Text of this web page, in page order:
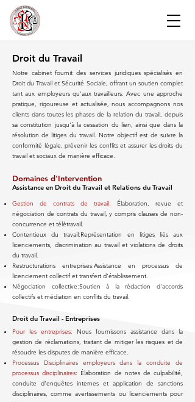
Droit du Travail
Notre cabinet fournit des services juridiques spécialisés en
Droit du Travail et Sécurité Sociale, offrant un soutien complet
tant aux employeurs qu'aux travailleurs. Avec une approche
pratique, rigoureuse et actualisée, nous accompagnons nos
clients dans toutes les phases de la relation du travail, depuis
sa constitution jusqu'à la cessation du lien, ainsi que dans la
résolution de litiges du travail. Notre objectif est de suivre la
conformité légale, prévenir les conflits et assurer les droits du
travail et sociaux de manière efficace.
Domaines d'Intervention
Assistance en Droit du Travail et Relations du Travail
Gestion de contrats de travail: Élaboration, revue et
négociation de contrats du travail, y compris clauses de non-
concurrence et télétravail.
Contentieux du travail:Représentation en litiges liés aux
licenciements, discrimination au travail et violations de droits
du travail.
Restructurations entreprises:Assistance en processus de
licenciement collectif et transfert d'établissement.
Négociation collective:Soutien à la rédaction d'accords
collectifs et médiation en conflits du travail.
Droit du Travail - Entreprises
Pour les entreprises: Nous fournissons assistance dans la
gestion de réclamations, traitant de mitiger les risques et de
résoudre les disputes de manière efficace.
Processus Disciplinaires employeurs dans la conduite de
processus disciplinaires: Élaboration de notes de culpabilité,
conduite d'enquêtes internes et application de sanctions
disciplinaires, comme avertissements ou licenciements pour